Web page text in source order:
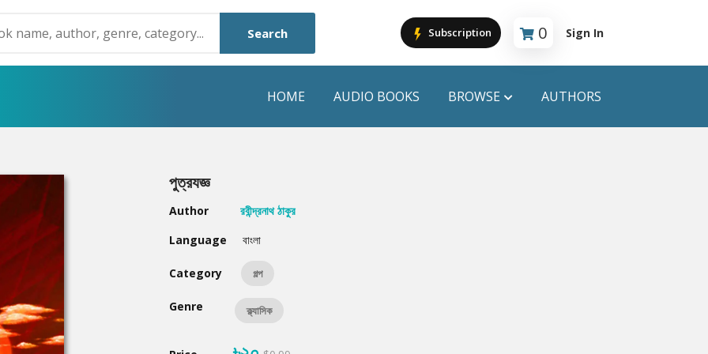
Search Subscription 0
Cart is empty
Sign In
HOME AUDIO BOOKS BROWSE
Humayun Ahmed
Mouri Morium
Hot & New
AUTHORS
পুত্রযজ্ঞ
Author
রবীন্দ্রনাথ ঠাকুর
Language
বাংলা
Category গল্প
Genre ক্ল্যাসিক